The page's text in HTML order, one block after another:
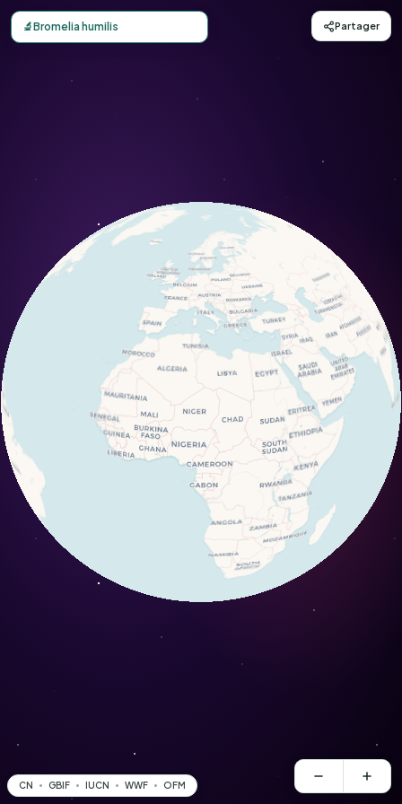
Carte d'observation du Bromelia humilis (Bromelia
🔬Bromelia humilis Partager
CN GBIF IUCN WWF OFM